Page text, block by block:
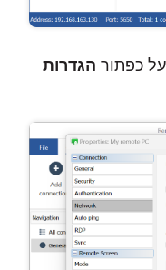
כפתור הגדרות